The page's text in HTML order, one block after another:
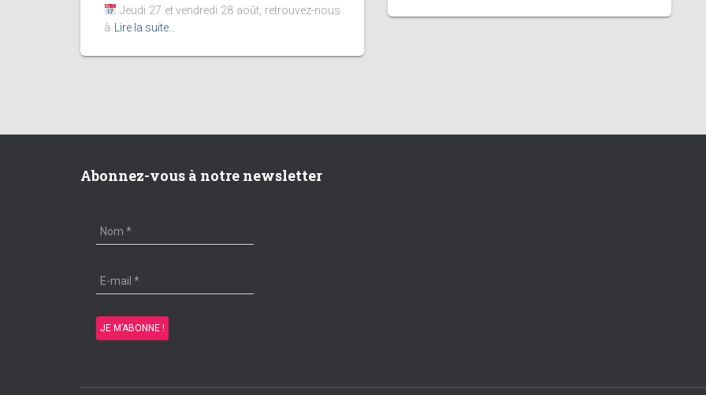
Jeudi 27 et vendredi 28 août, retrouvez-nous
à
Lire la suite…
Abonnez-vous à notre newsletter